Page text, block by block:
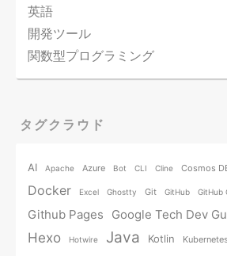
英語
開発ツール
関数型プログラミング
タグクラウド
AI Apache Azure Bot CLI Cline Cosmos
Docker Excel Ghostty Git GitHub GitHub
Github Pages Google Tech Dev
Hexo Hotwire Java Kotlin Kubernetes